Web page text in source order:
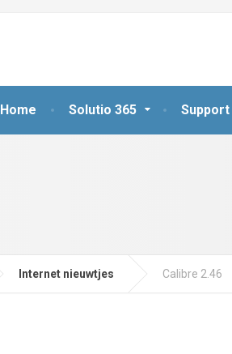
Home Solutio 365 Support
Internet nieuwtjes Calibre 2.46